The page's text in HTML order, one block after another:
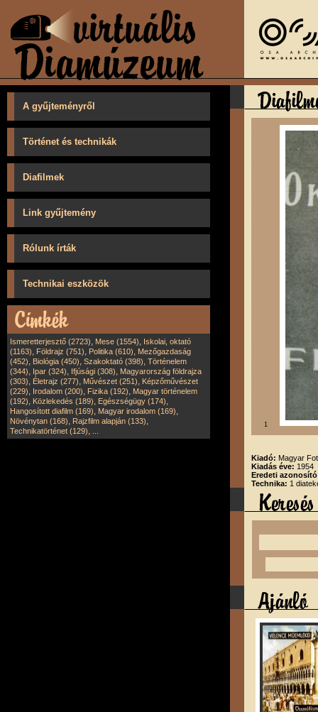
A gyűjteményről
Történet és technikák
Diafilmek
Link gyűjtemény
Rólunk írták
Technikai eszközök
Ismeretterjesztő (2723), Mese (1554), Iskolai, oktató
(1163), Földrajz (751), Politika (610), Mezőgazdaság
(452), Biológia (450), Szakoktató (398), Történelem
(344), Ipar (324), Ifjúsági (308), Magyarország földrajza
(303), Életrajz (277), Művészet (251), Képzőművészet
(229), Irodalom (200), Fizika (192), Magyar történelem
(192), Közlekedés (189), Egészségügy (174),
Hangosított diafilm (169), Magyar irodalom (169),
Növénytan (168), Rajzfilm alapján (133),
Technikatörténet (129),
1
Kiadó: Magyar
Kiadás éve: 1954
Eredeti
Technika: 1